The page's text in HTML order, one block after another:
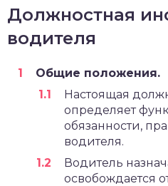
Должностная
водителя
Общие положения.
Настоящая
определяет
обязанности,
водителя.
Водитель
освобождается